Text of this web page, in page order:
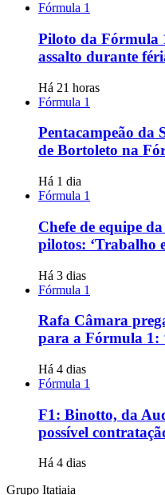
Fórmula 1
Piloto da Fórmula
assalto durante
Há 21 horas
Fórmula 1
Pentacampeão da
de Bortoleto na
Há 1 dia
Fórmula 1
Chefe de equipe
pilotos: ‘Trabalho
Há 3 dias
Fórmula 1
Rafa Câmara
para a Fórmula 1:
Há 4 dias
Fórmula 1
F1: Binotto, da
possível
Há 4 dias
Grupo Itatiaia